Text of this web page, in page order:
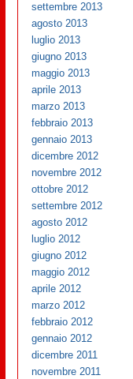
settembre 2013
agosto 2013
luglio 2013
giugno 2013
maggio 2013
aprile 2013
marzo 2013
febbraio 2013
gennaio 2013
dicembre 2012
novembre 2012
ottobre 2012
settembre 2012
agosto 2012
luglio 2012
giugno 2012
maggio 2012
aprile 2012
marzo 2012
febbraio 2012
gennaio 2012
dicembre 2011
novembre 2011